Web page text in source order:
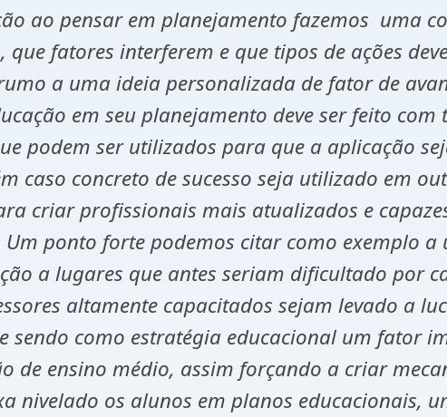
ao pensar em planejamento fazemos uma
fatores interferem e que tipos de ações
a uma ideia personalizada de fator de
em seu planejamento deve ser feito
podem ser utilizados para que a aplicação
caso concreto de sucesso seja utilizado em
criar profissionais mais atualizados e
Um ponto forte podemos citar como exemplo
a lugares que antes seriam dificultado por
altamente capacitados sejam levado a
sendo como estratégia educacional um fator
de ensino médio, assim forçando a criar
nivelado os alunos em planos educacionais,